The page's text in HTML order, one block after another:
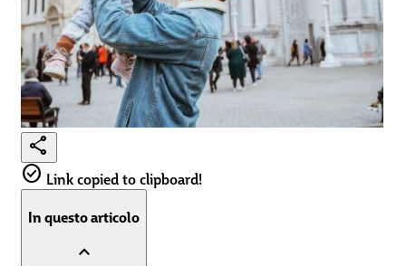
share
check_circle Link copied to clipboard!
In questo articolo
expand_less